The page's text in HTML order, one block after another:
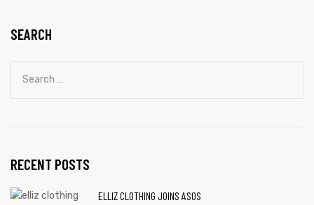
SEARCH
RECENT POSTS
ELLIZ CLOTHING JOINS ASOS